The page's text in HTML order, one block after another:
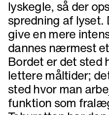
lyskegle, så der
spredning af
give en mere
dannes nærmest
Bordet er det sted
lettere måltider;
sted hvor man
funktion som